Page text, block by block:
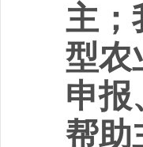
主；
型农
申报
帮助